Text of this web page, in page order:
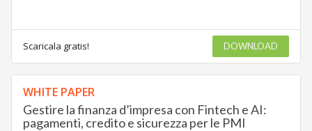
Scaricala gratis! DOWNLOAD
WHITE PAPER
Gestire la finanza d’impresa con Fintech e AI:
pagamenti, credito e sicurezza per le PMI